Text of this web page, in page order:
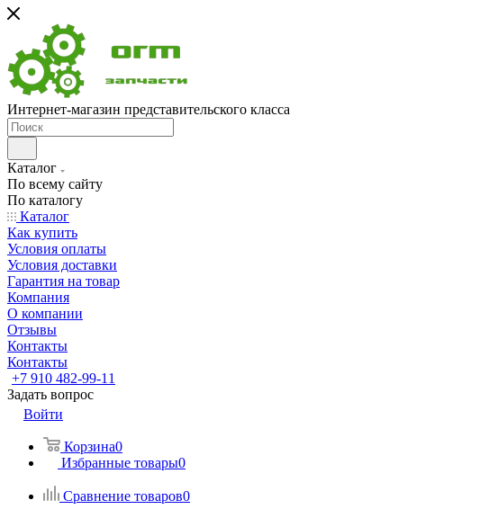
Интернет-магазин представительского класса
Каталог
По всему сайту
По каталогу
Каталог
Как купить
Условия оплаты
Условия доставки
Гарантия на товар
Компания
О компании
Отзывы
Контакты
Контакты
+7 910 482-99-11
Задать вопрос
Войти
Корзина0
Избранные товары0
Сравнение товаров0